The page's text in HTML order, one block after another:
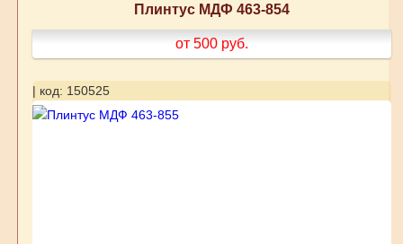
Плинтус МДФ 463-854
от 500 руб.
| код: 150525